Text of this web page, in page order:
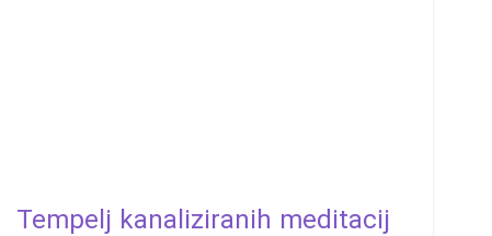
Tempelj kanaliziranih meditacij